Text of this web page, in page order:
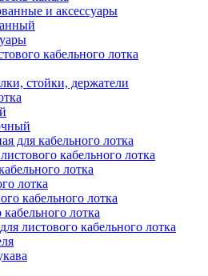
и аксессуары
кабельного лотка
стойки, держатели
для кабельного лотка
кабельного лотка
лотка
лотка
кабельного лотка
лотка
листового кабельного лотка